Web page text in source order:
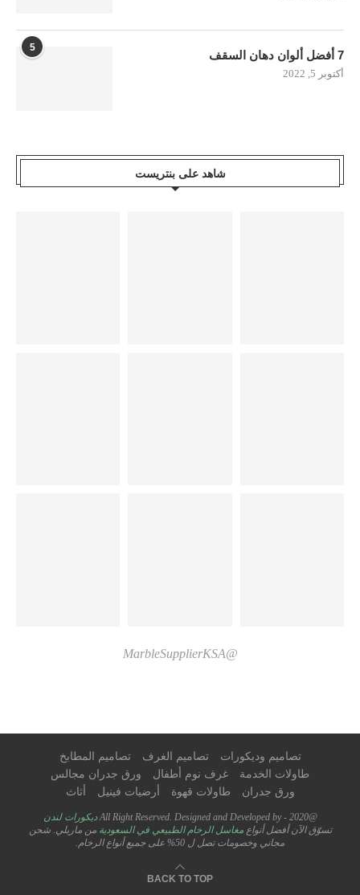
5
7 أفضل ألوان دهان السقف
أكتوبر 5, 2022
شاهد على بنتريست
@MarbleSupplierKSA
تصاميم وديكورات تصاميم الغرف
تصاميم المطابخ
طاولات الخدمة
غرف نوم أطفال
ورق جدران مجالس
ورق جدران
طاولات قهوة أرضيات فينيل أثاث
@2020 - All Right Reserved. Designed and Developed by
ديكورات لندن
تسوّق الآن أفضل أنواعمغاسل الرخام الطبيعي في السعوديةمن ماربلي. شحن
مجاني وخصومات تصل ل 50% على جميع أنواع الرخام.
BACK TO TOP